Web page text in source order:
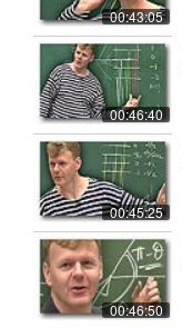
00:43:05
00:46:40
00:45:25
00:46:50